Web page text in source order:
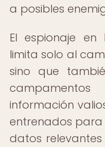
a posibles
El espionaje
limita solo al
sino que
información
entrenados para
datos